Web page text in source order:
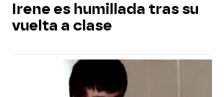
Irene es humillada tras su
vuelta a clase